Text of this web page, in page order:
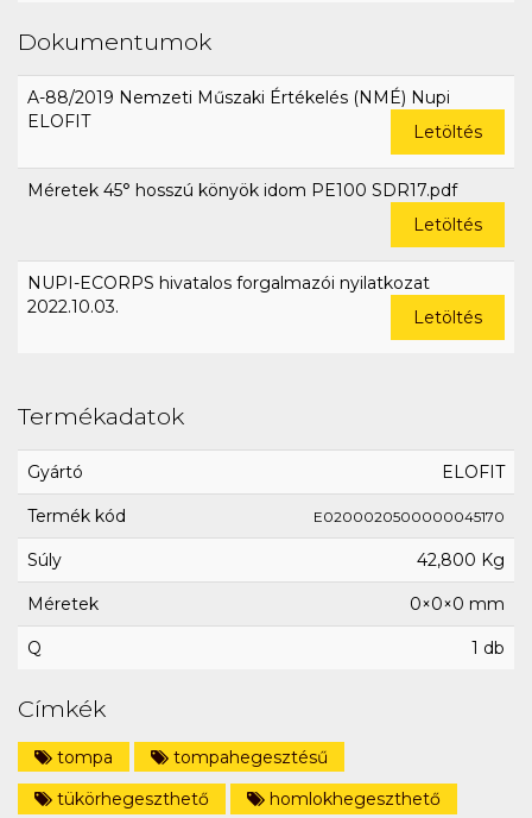
Dokumentumok
A-88/2019 Nemzeti Műszaki Értékelés (NMÉ) Nupi
ELOFIT
Letöltés
Méretek 45° hosszú könyök idom PE100 SDR17.pdf
Letöltés
NUPI-ECORPS hivatalos forgalmazói nyilatkozat
2022.10.03.
Letöltés
Termékadatok
Gyártó ELOFIT
Termék kód E0200020500000045170
Súly 42,800 Kg
Méretek 0×0×0 mm
Q 1 db
Címkék
tompa
tompahegesztésű
tükörhegeszthető
homlokhegeszthető